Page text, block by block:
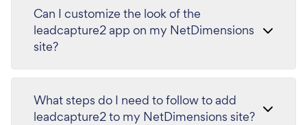
Can I customize the look of the
leadcapture2 app on my NetDimensions
site?
What steps do I need to follow to add
leadcapture2 to my NetDimensions site?